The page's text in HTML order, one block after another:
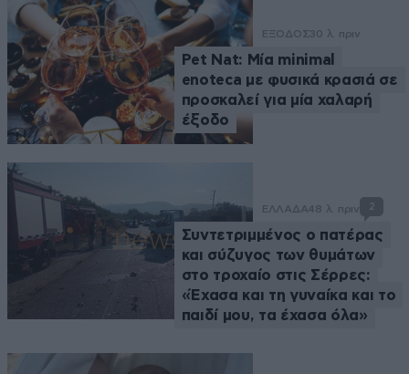
ΕΞΟΔΟΣ30 λ. πριν
Pet Nat: Μία minimal
enoteca με φυσικά κρασιά σε
προσκαλεί για μία χαλαρή
έξοδο
ΕΛΛΑΔΑ48 λ. πριν 2
Συντετριμμένος ο πατέρας
και σύζυγος των θυμάτων
στο τροχαίο στις Σέρρες:
«Έχασα και τη γυναίκα και το
παιδί μου, τα έχασα όλα»